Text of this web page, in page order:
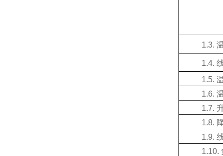
1.3.
1.4.
1.5.
1.6.
1.7.
1.8.
1.9.
1.10.